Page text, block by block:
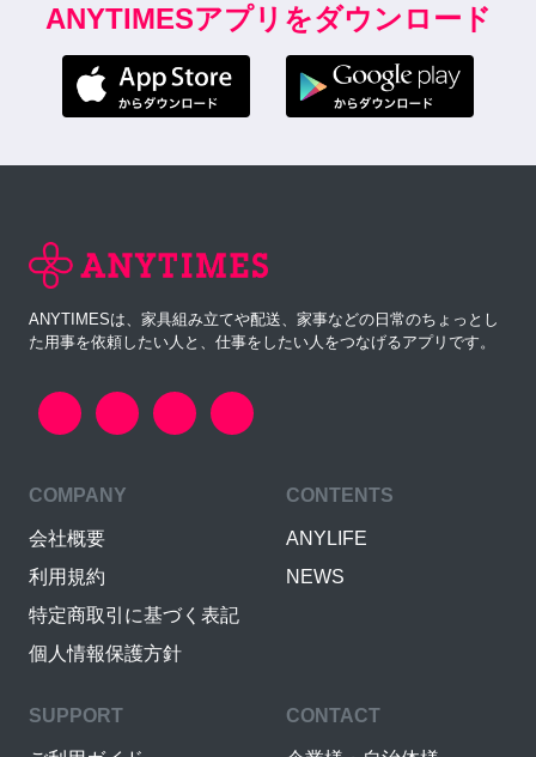
ANYTIMESアプリをダウンロード
ANYTIMESは、家具組み立てや配送、家事などの日常のちょっとし
た用事を依頼したい人と、仕事をしたい人をつなげるアプリです。
COMPANY
会社概要
利用規約
特定商取引に基づく表記
個人情報保護方針
CONTENTS
ANYLIFE
NEWS
SUPPORT CONTACT